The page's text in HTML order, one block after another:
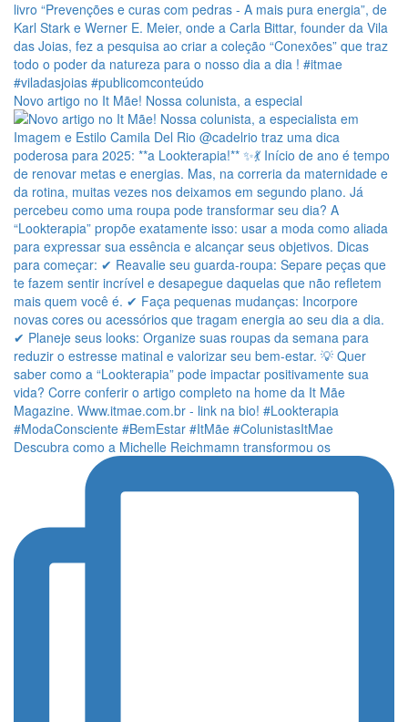
Novo artigo no It Mãe! Nossa colunista, a especial
Descubra como a Michelle Reichmamn transformou os